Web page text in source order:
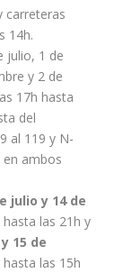
carreteras
14h.
julio, 1 de
y 2 de
17h hasta
del
al 119 y N-
en ambos
julio y 14 de
las 21h y
y 15 de
las 15h